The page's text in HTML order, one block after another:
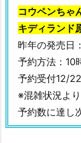
1.
福
袋
関
連
記
事
ま
と
コウペンちゃ
キディランド
昨年の発売日
予約方法：10
予約受付12/
※混雑状況よ
予約数に達し